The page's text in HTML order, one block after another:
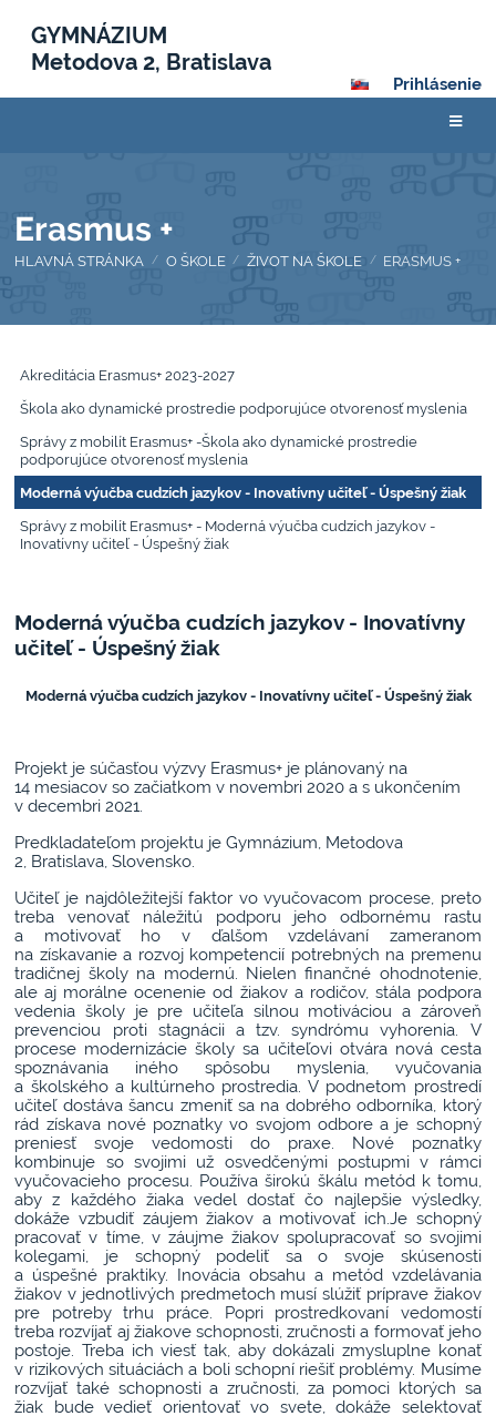
GYMNÁZIUM
Metodova 2, Bratislava
Prihlásenie
Erasmus +
HLAVNÁ STRÁNKA / O ŠKOLE / ŽIVOT NA ŠKOLE / ERASMUS +
Erasmus
+
Akreditácia Erasmus+ 2023-2027
Škola ako dynamické prostredie podporujúce otvorenosť myslenia
Správy z mobilít Erasmus+ -Škola ako dynamické prostredie
podporujúce otvorenosť myslenia
Moderná výučba cudzích jazykov - Inovatívny učiteľ - Úspešný žiak
Správy z mobilít Erasmus+ - Moderná výučba cudzích jazykov -
Inovatívny učiteľ - Úspešný žiak
Moderná výučba cudzích jazykov - Inovatívny
učiteľ - Úspešný žiak
Moderná výučba cudzích jazykov - Inovatívny učiteľ - Úspešný žiak
Projekt je súčasťou výzvy Erasmus+ je plánovaný na
14 mesiacov so začiatkom v novembri 2020 a s ukončením
v decembri 2021.
Predkladateľom projektu je Gymnázium, Metodova
2, Bratislava, Slovensko.
Učiteľ je najdôležitejší faktor vo vyučovacom procese, preto
treba venovať náležitú podporu jeho odbornému rastu
a motivovať ho v ďalšom vzdelávaní zameranom
na získavanie a rozvoj kompetencií potrebných na premenu
tradičnej školy na modernú. Nielen finančné ohodnotenie,
ale aj morálne ocenenie od žiakov a rodičov, stála podpora
vedenia školy je pre učiteľa silnou motiváciou a zároveň
prevenciou proti stagnácii a tzv. syndrómu vyhorenia. V
procese modernizácie školy sa učiteľovi otvára nová cesta
spoznávania iného spôsobu myslenia, vyučovania
a školského a kultúrneho prostredia. V podnetom prostredí
učiteľ dostáva šancu zmeniť sa na dobrého odborníka, ktorý
rád získava nové poznatky vo svojom odbore a je schopný
preniesť svoje vedomosti do praxe. Nové poznatky
kombinuje so svojimi už osvedčenými postupmi v rámci
vyučovacieho procesu. Používa širokú škálu metód k tomu,
aby z každého žiaka vedel dostať čo najlepšie výsledky,
dokáže vzbudiť záujem žiakov a motivovať ich.Je schopný
pracovať v tíme, v záujme žiakov spolupracovať so svojimi
kolegami, je schopný podeliť sa o svoje skúsenosti
a úspešné praktiky. Inovácia obsahu a metód vzdelávania
žiakov v jednotlivých predmetoch musí slúžiť príprave žiakov
pre potreby trhu práce. Popri prostredkovaní vedomostí
treba rozvíjať aj žiakove schopnosti, zručnosti a formovať jeho
postoje. Treba ich viesť tak, aby dokázali zmysluplne konať
v rizikových situáciách a boli schopní riešiť problémy. Musíme
rozvíjať také schopnosti a zručnosti, za pomoci ktorých sa
žiak bude vedieť orientovať vo svete, dokáže selektovať